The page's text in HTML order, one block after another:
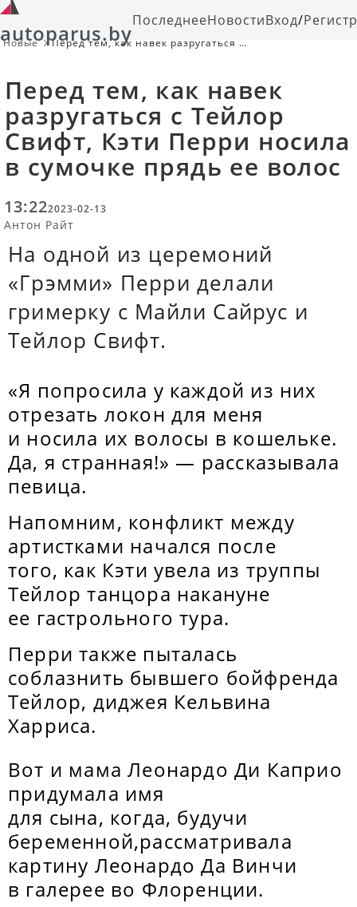
autoparus.byПоследнееНовостиВход/
Новые
Перед тем, как навек разругаться с
Перед тем, как навек
разругаться с Тейлор
Свифт, Кэти Перри носила
в сумочке прядь ее волос
13:222023-02-13
Антон Райт
На одной из церемоний
«Грэмми» Перри делали
гримерку с Майли Сайрус и
Тейлор Свифт.
«Я попросила у каждой из них
отрезать локон для меня
и носила их волосы в кошельке.
Да, я странная!» — рассказывала
певица.
Напомним, конфликт между
артистками начался после
того, как Кэти увела из труппы
Тейлор танцора накануне
ее гастрольного тура.
Перри также пыталась
соблазнить бывшего бойфренда
Тейлор, диджея Кельвина
Харриса.
Вот и мама Леонардо Ди Каприо
придумала имя
для сына, когда, будучи
беременной,рассматривала
картину Леонардо Да Винчи
в галерее во Флоренции.